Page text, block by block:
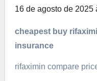
16 de agosto de 2025
cheapest buy
insurance
rifaximin compare